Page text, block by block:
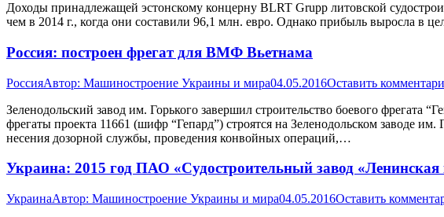
Доходы принадлежащей эстонскому концерну BLRT Grupp литовской
чем в 2014 г., когда они составили 96,1 млн. евро. Однако прибыль выросла в
Россия: построен фрегат для ВМФ Вьетнама
РоссияАвтор: Машиностроение Украины и мира04.05.2016Оставить
Зеленодольский завод им. Горького завершил строительство боевого
фрегаты проекта 11661 (шифр “Гепард”) строятся на Зеленодольском заводе
несения дозорной службы, проведения конвойных операций,…
Украина: 2015 год ПАО «Судостроительный завод
УкраинаАвтор: Машиностроение Украины и мира04.05.2016Оставить